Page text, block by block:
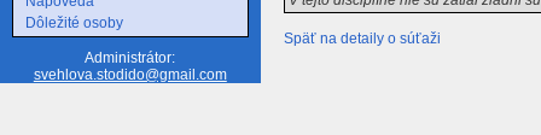
Dôležité osoby
Administrátor:
svehlova.stodido@gmail.com
Späť na detaily o súťaži